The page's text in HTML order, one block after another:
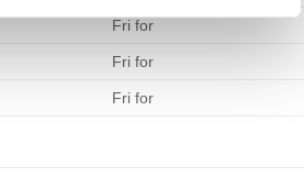
Fri for
Fri for
Fri for